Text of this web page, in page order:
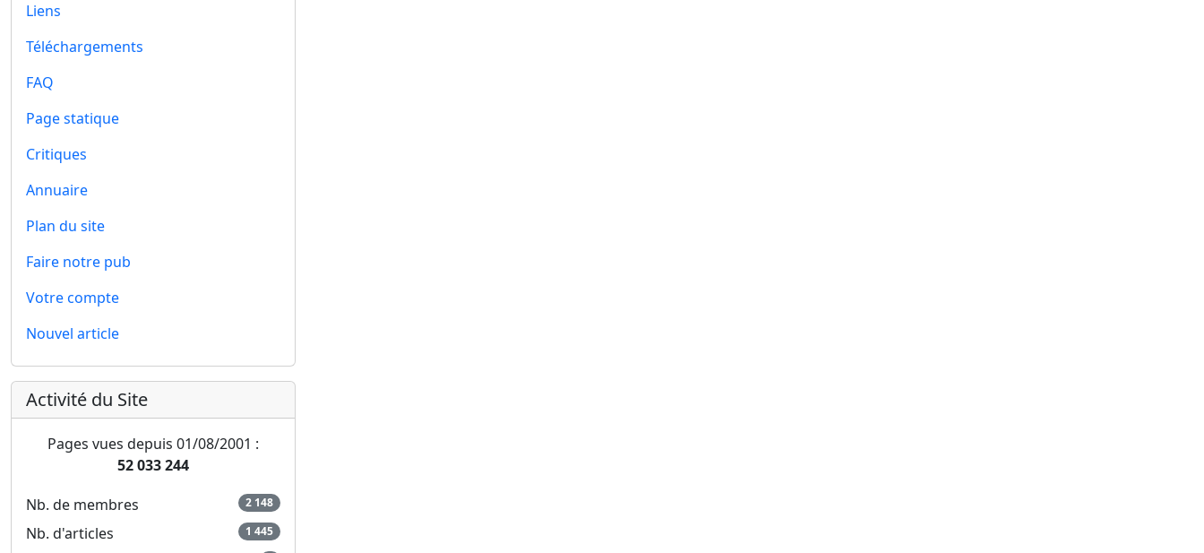
Liens
Téléchargements
FAQ
Page statique
Critiques
Annuaire
Plan du site
Faire notre pub
Votre compte
Nouvel article
Activité du Site
Pages vues depuis 01/08/2001 :
52 033 244
Nb. de membres
2 148
Nb. d'articles 1 445